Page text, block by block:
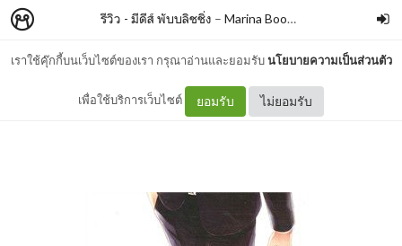
เราใช้คุ๊กกี้บนเว็บไซต์ของเรา กรุณาอ่านและยอมรับนโยบายความเป็นส่วนตัว
เพื่อใช้บริการเว็บไซต์ ยอมรับ ไม่ยอมรับ
รีวิว - มีดีส์ พับบลิชชิ่ง – Marina Book Blog
รีวิว - รักขยับไม่ได้ : เฟิงน่ง